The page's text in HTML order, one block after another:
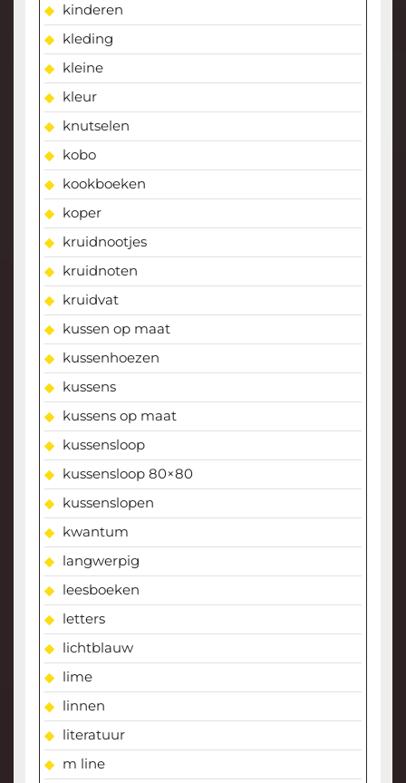
kinderen
kleding
kleine
kleur
knutselen
kobo
kookboeken
koper
kruidnootjes
kruidnoten
kruidvat
kussen op maat
kussenhoezen
kussens
kussens op maat
kussensloop
kussensloop 80×80
kussenslopen
kwantum
langwerpig
leesboeken
letters
lichtblauw
lime
linnen
literatuur
m line